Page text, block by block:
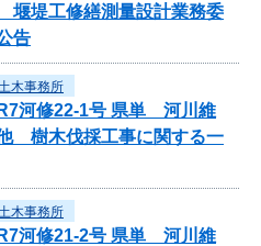
堤工修繕測量設計業務委
告
木事務所
河修22-1号 県単 河川維
樹木伐採工事に関する一
木事務所
河修21-2号 県単 河川維